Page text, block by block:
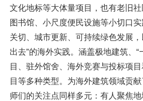
文化地标等大体量项目，也有老旧
图书馆、小尺度便民设施等小切口
关切、城市更新、可持续绿色发展
出去”的海外实践。涵盖极地建筑、“
目、驻外馆舍、海外竞赛与投标项
目等多种类型。为海外建筑领域贡
师们的关注点同样多元：有人聚焦